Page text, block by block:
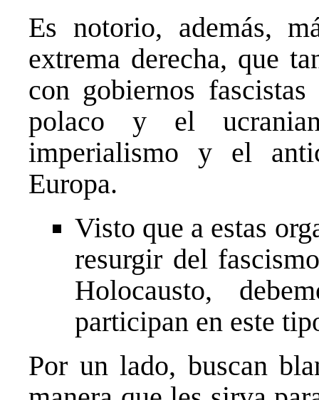
Es notorio, además,
extrema derecha, que
con gobiernos
polaco y el
imperialismo y el
Europa.
Visto que a estas
resurgir del
Holocausto,
participan en este
Por un lado, buscan